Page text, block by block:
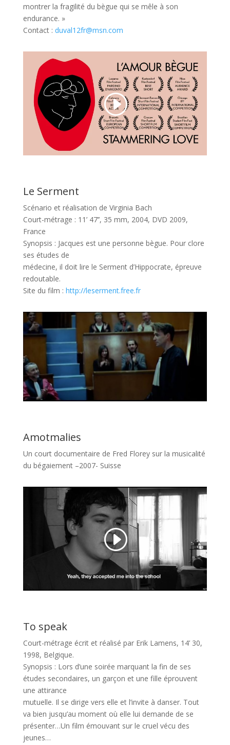
montrer la fragilité du bègue qui se mêle à son
endurance. »
Contact : duval12fr@msn.com
Le Serment
Scénario et réalisation de Virginia Bach
Court-métrage : 11’ 47’’, 35 mm, 2004, DVD 2009,
France
Synopsis : Jacques est une personne bègue. Pour clore
ses études de
médecine, il doit lire le Serment d’Hippocrate, épreuve
redoutable.
Site du film : http://leserment.free.fr
Amotmalies
Un court documentaire de Fred Florey sur la musicalité
du bégaiement –2007- Suisse
To speak
Court-métrage écrit et réalisé par Erik Lamens, 14’ 30,
1998, Belgique.
Synopsis : Lors d’une soirée marquant la fin de ses
études secondaires, un garçon et une fille éprouvent
une attirance
mutuelle. Il se dirige vers elle et l’invite à danser. Tout
va bien jusqu’au moment où elle lui demande de se
présenter…Un film émouvant sur le cruel vécu des
jeunes…